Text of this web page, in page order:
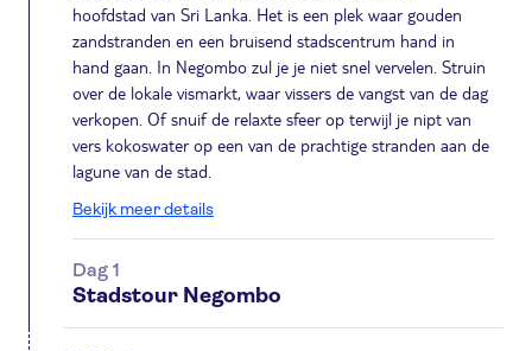
hoofdstad van Sri Lanka. Het is een plek waar gouden
zandstranden en een bruisend stadscentrum hand in
hand gaan. In Negombo zul je je niet snel vervelen. Struin
over de lokale vismarkt, waar vissers de vangst van de dag
verkopen. Of snuif de relaxte sfeer op terwijl je nipt van
vers kokoswater op een van de prachtige stranden aan de
lagune van de stad.
Bekijk meer details
Dag 1
Stadstour Negombo